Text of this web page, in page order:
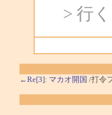
> 行
←Re[3]: マカオ開国 /打令